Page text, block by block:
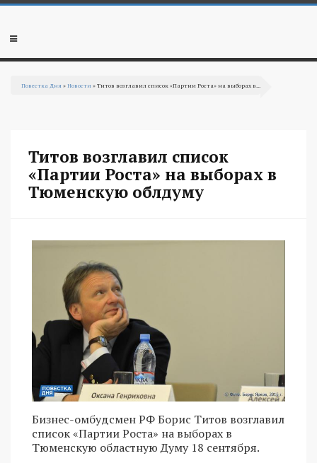
Перейти к основному содержанию
Мобильное
Повестка Дня »Новости » Титов возглавил список «Партии Роста» на выборах в...
Титов возглавил список
«Партии Роста» на выборах в
Тюменскую облдуму
Бизнес-омбудсмен РФ Борис Титов возглавил
список «Партии Роста» на выборах в
Тюменскую областную Думу 18 сентября.